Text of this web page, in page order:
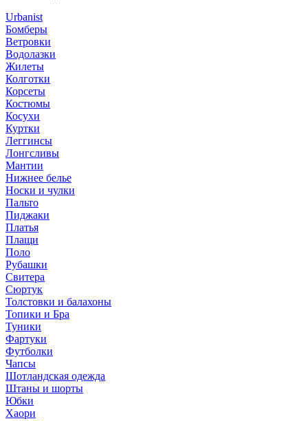
Urbanist
Бомберы
Ветровки
Водолазки
Жилеты
Колготки
Корсеты
Костюмы
Косухи
Куртки
Леггинсы
Лонгсливы
Мантии
Нижнее белье
Носки и чулки
Пальто
Пиджаки
Платья
Плащи
Поло
Рубашки
Свитера
Сюртук
Толстовки и балахоны
Топики и Бра
Туники
Фартуки
Футболки
Чапсы
Шотландская одежда
Штаны и шорты
Юбки
Хаори